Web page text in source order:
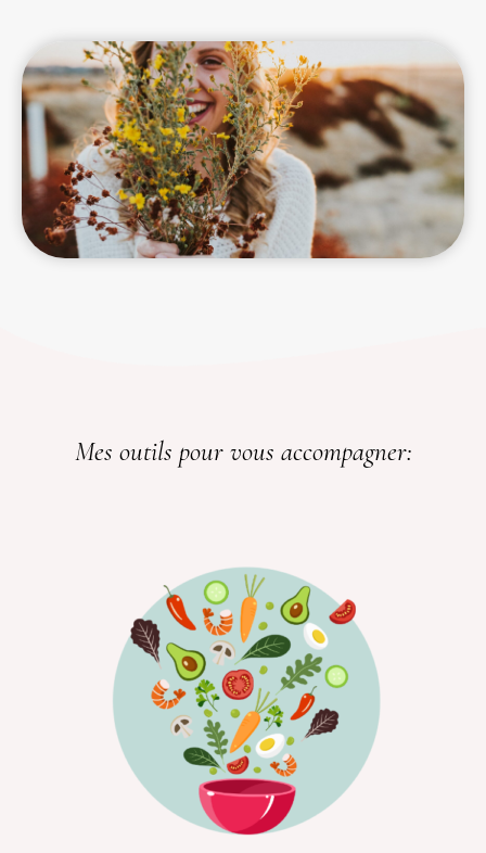
Mes outils pour vous accompagner: